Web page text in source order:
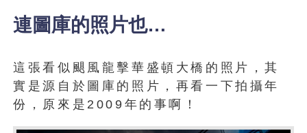
連圖庫的照片也…
這張看似颶風龍擊華盛頓大橋的照片，其
實是源自於圖庫的照片，再看一下拍攝年
份，原來是2009年的事啊！